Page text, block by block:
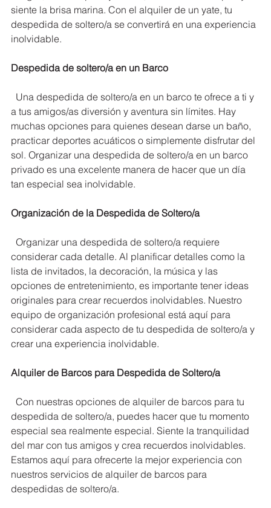
siente la brisa marina. Con el alquiler de un yate, tu
despedida de soltero/a se convertirá en una experiencia
inolvidable.
Despedida de soltero/a en un Barco
a tus amigos/as diversión y aventura sin límites. Hay
muchas opciones para quienes desean darse un baño,
practicar deportes acuáticos o simplemente disfrutar del
sol. Organizar una despedida de soltero/a en un barco
privado es una excelente manera de hacer que un día
tan especial sea inolvidable.
Organización de la Despedida de Soltero/a
considerar cada detalle. Al planificar detalles como la
lista de invitados, la decoración, la música y las
opciones de entretenimiento, es importante tener ideas
originales para crear recuerdos inolvidables. Nuestro
equipo de organización profesional está aquí para
considerar cada aspecto de tu despedida de soltero/a y
crear una experiencia inolvidable.
Alquiler de Barcos para Despedida de Soltero/a
despedida de soltero/a, puedes hacer que tu momento
especial sea realmente especial. Siente la tranquilidad
del mar con tus amigos y crea recuerdos inolvidables.
Estamos aquí para ofrecerte la mejor experiencia con
nuestros servicios de alquiler de barcos para
despedidas de soltero/a.